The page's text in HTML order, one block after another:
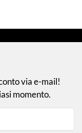
via e-mail!
momento.